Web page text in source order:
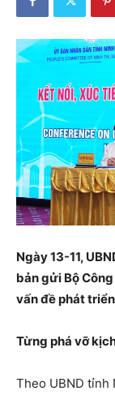
Ngày 13-11,
bản gửi Bộ
vấn đề phát
Từng phá vỡ
Theo UBND tỉnh